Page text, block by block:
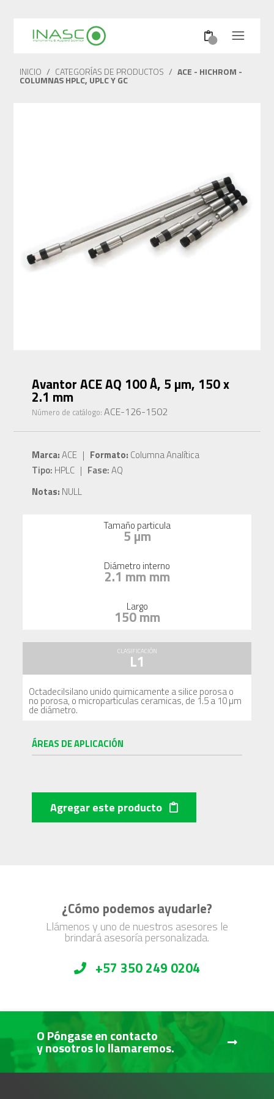
INICIO / CATEGORÍAS DE PRODUCTOS / ACE - HICHROM -
COLUMNAS HPLC, UPLC Y GC
Avantor ACE AQ 100 Å, 5 µm, 150 x
2.1 mm
Número de catálogo:ACE-126-1502
Marca:ACE | Formato: Columna Analítica
Tipo: HPLC | Fase:AQ
Notas: NULL
Tamaño particula
5 µm
Diámetro interno
2.1 mm mm
Largo
150 mm
CLASIFICACIÓN
L1
Octadecilsilano unido quimicamente a silice porosa o
no porosa, o microparticulas ceramicas, de 1.5 a 10 µm
de diámetro.
ÁREAS DE APLICACIÓN
Agregar este producto
¿Cómo podemos ayudarle?
Llámenos y uno de nuestros asesores le
brindará asesoría personalizada.
+57 350 249 0204
O Póngase en contacto
y nosotros lo llamaremos.